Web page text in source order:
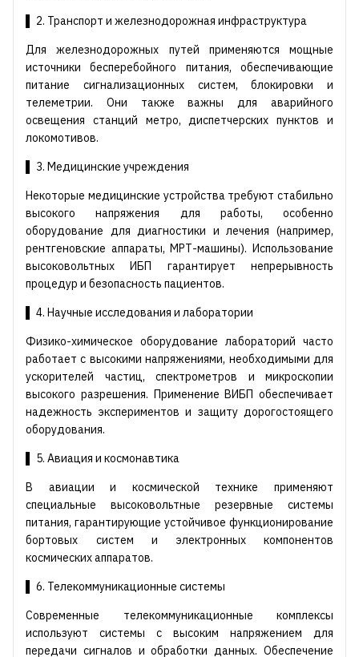
▌ 2. Транспорт и железнодорожная инфраструктура
Для железнодорожных путей применяются мощные
источники бесперебойного питания, обеспечивающие
питание сигнализационных систем, блокировки и
телеметрии. Они также важны для аварийного
освещения станций метро, диспетчерских пунктов и
локомотивов.
▌ 3. Медицинские учреждения
Некоторые медицинские устройства требуют стабильно
высокого напряжения для работы, особенно
оборудование для диагностики и лечения (например,
рентгеновские аппараты, МРТ-машины). Использование
высоковольтных ИБП гарантирует непрерывность
процедур и безопасность пациентов.
▌ 4. Научные исследования и лаборатории
Физико-химическое оборудование лабораторий часто
работает с высокими напряжениями, необходимыми для
ускорителей частиц, спектрометров и микроскопии
высокого разрешения. Применение ВИБП обеспечивает
надежность экспериментов и защиту дорогостоящего
оборудования.
▌ 5. Авиация и космонавтика
В авиации и космической технике применяют
специальные высоковольтные резервные системы
питания, гарантирующие устойчивое функционирование
бортовых систем и электронных компонентов
космических аппаратов.
▌ 6. Телекоммуникационные системы
Современные телекоммуникационные комплексы
используют системы с высоким напряжением для
передачи сигналов и обработки данных. Обеспечение